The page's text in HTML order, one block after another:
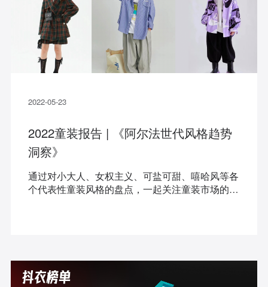
2022-05-23
2022童装报告 | 《阿尔法世代风格趋势
洞察》
通过对小大人、女权主义、可盐可甜、嘻哈风等各
个代表性童装风格的盘点，一起关注童装市场的最